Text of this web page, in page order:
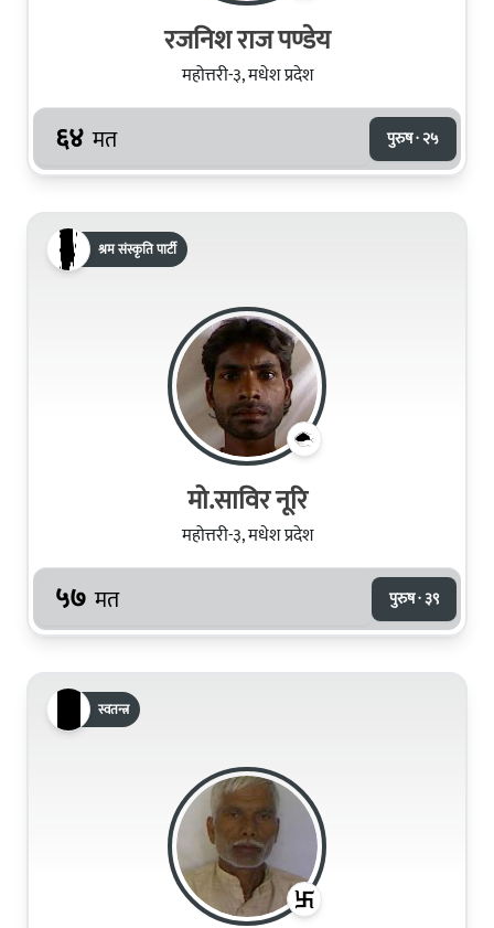
रजनिश राज पण्डेय
महोत्तरी-३, मधेश प्रदेश
६४ मत पुरुष · २५
श्रम संस्कृति पार्टी
मो.साविर नूरि
महोत्तरी-३, मधेश प्रदेश
५७ मत पुरुष · ३९
स्वतन्त्र